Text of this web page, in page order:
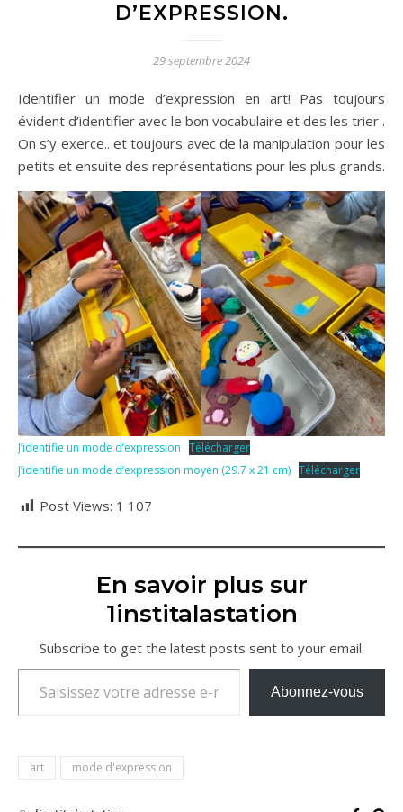
D’EXPRESSION.
29 septembre 2024
Identifier un mode d’expression en art! Pas toujours
évident d’identifier avec le bon vocabulaire et des les trier .
On s’y exerce.. et toujours avec de la manipulation pour les
petits et ensuite des représentations pour les plus grands.
J’identifie un mode d’expression Télécharger
J’identifie un mode d’expression moyen (29.7 x 21 cm) Télécharger
Post Views: 1 107
En savoir plus sur
1institalastation
Subscribe to get the latest posts sent to your email.
Saisissez votre adresse e-mail…
Abonnez-vous
art mode d'expression